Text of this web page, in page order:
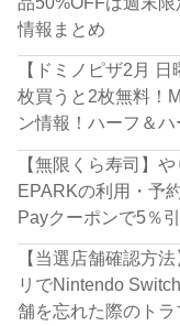
情報まとめ
【ドミノピザ2月
枚買うと2枚無料！
ン情報！ハーフ＆ハ
【無限くら寿司】
EPARKの利用・予
Payクーポンで5％
【当選店舗確認方
リでNintendo
舗を忘れた際のト